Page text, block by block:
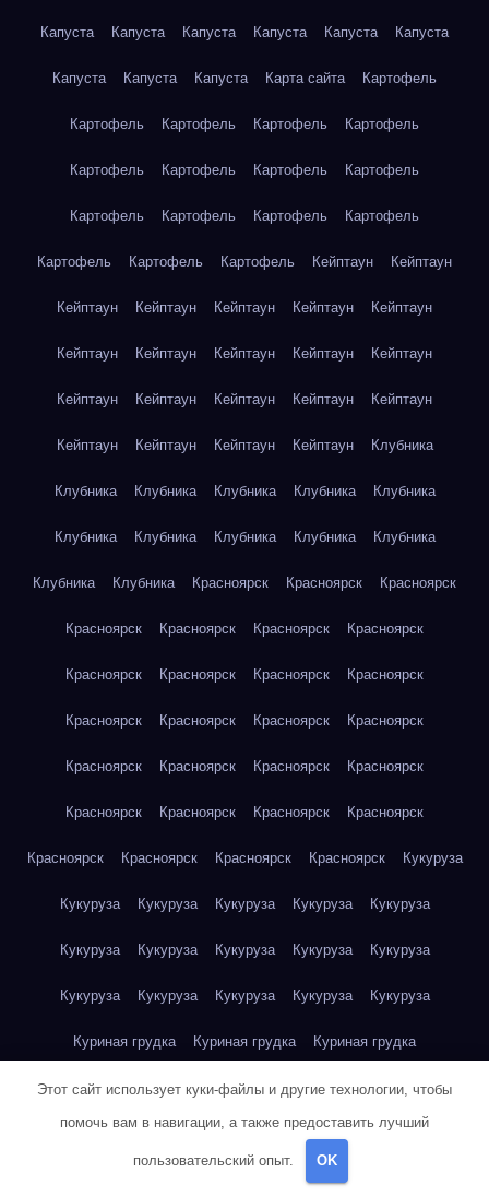
Капуста Капуста Капуста Капуста Капуста Капуста
Капуста Капуста Капуста Карта сайта Картофель
Картофель Картофель Картофель Картофель
Картофель Картофель Картофель Картофель
Картофель Картофель Картофель Картофель
Картофель Картофель Картофель Кейптаун Кейптаун
Кейптаун Кейптаун Кейптаун Кейптаун Кейптаун
Кейптаун Кейптаун Кейптаун Кейптаун Кейптаун
Кейптаун Кейптаун Кейптаун Кейптаун Кейптаун
Кейптаун Кейптаун Кейптаун Кейптаун Клубника
Клубника Клубника Клубника Клубника Клубника
Клубника Клубника Клубника Клубника Клубника
Клубника Клубника Красноярск Красноярск Красноярск
Красноярск Красноярск Красноярск Красноярск
Красноярск Красноярск Красноярск Красноярск
Красноярск Красноярск Красноярск Красноярск
Красноярск Красноярск Красноярск Красноярск
Красноярск Красноярск Красноярск Красноярск
Красноярск Красноярск Красноярск Красноярск Кукуруза
Кукуруза Кукуруза Кукуруза Кукуруза Кукуруза
Кукуруза Кукуруза Кукуруза Кукуруза Кукуруза
Кукуруза Кукуруза Кукуруза Кукуруза Кукуруза
Куриная грудка Куриная грудка Куриная грудка
Куриная грудка Куриная грудка Куриная грудка
Куриная грудка Куриная грудка
Куриное яйцо
Этот сайт использует куки-файлы и другие технологии, чтобы
помочь вам в навигации, а также предоставить лучший
пользовательский опыт. OK